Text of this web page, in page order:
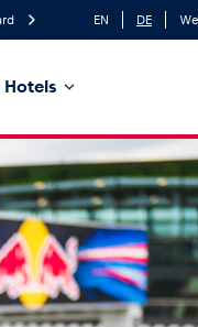
EN DE
Hotels